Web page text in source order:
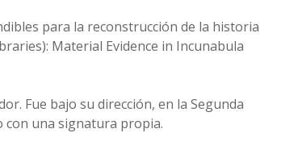
para la reconstrucción de la historia
Material Evidence in Incunabula
Fue bajo su dirección, en la Segunda
con una signatura propia.